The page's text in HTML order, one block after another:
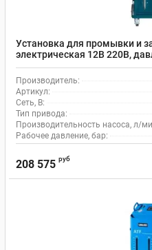
Установка для промывки и
электрическая 12В 220В,
мин, GrunBaum ATF4000N
Производитель:
Артикул:
Сеть, В:
Тип привода:
Производительность насоса, л/
Рабочее давление, бар:
208 575 руб